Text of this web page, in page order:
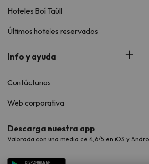
Hoteles Boí Taüll
Últimos hoteles reservados
Info y ayuda
Contáctanos
Web corporativa
Descarga nuestra app
Valorada con una media de 4,6/5 en iOS y